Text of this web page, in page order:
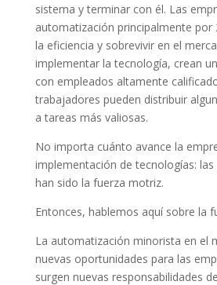
sistema y terminar con él. Las
automatización principalmente por
la eficiencia y sobrevivir en el
implementar la tecnología, crean
con empleados altamente
trabajadores pueden distribuir
a tareas más valiosas.
No importa cuánto avance la
implementación de tecnologías:
han sido la fuerza motriz.
Entonces, hablemos aquí sobre la
La automatización minorista en el
nuevas oportunidades para las
surgen nuevas responsabilidades